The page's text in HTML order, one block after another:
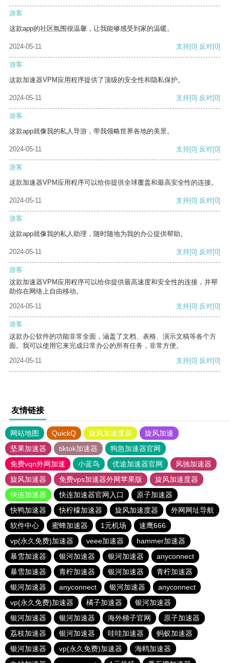
游客
这款app的社区氛围很温馨，让我能够感受到家的温暖。
2024-05-11 支持[0] 反对[0]
游客
这款加速器VPM应用程序提供了顶级的安全性和隐私保护。
2024-05-11 支持[0] 反对[0]
游客
这款app就像我的私人导游，带我领略世界各地的美景。
2024-05-11 支持[0] 反对[0]
游客
这款加速器VPM应用程序可以给你提供全球覆盖和最高安全性的连接。
2024-05-11 支持[0] 反对[0]
游客
这款app就像我的私人助理，随时随地为我的办公提供帮助。
2024-05-11 支持[0] 反对[0]
游客
这款加速器VPM应用程序可以给你提供最高速度和安全性的连接，并帮
助你在网络上自由移动。
2024-05-11
支持[0] 反对[0]
游客
这款办公软件的功能非常全面，涵盖了文档、表格、演示文稿等各个方
面。我可以使用它来完成日常办公的所有任务，非常方便。
2024-05-11
支持[0] 反对[0]
友情链接
网站地图 QuickQ 旋风加速度器
旋风加速
坚果加速器
tiktok加速器
狗急加速器官网
免费vqn外网加速
小蓝鸟 优途加速器官网
风驰加速器
旋风加速器
免费vps加速器外网苹果版
旋风加速度器
快连加速器
快连加速器官网入口
原子加速器
快鸭加速器
快柠檬加速器 旋风加速度器
外网网址导航
软件中心
蜜蜂加速器 1元机场
速鹰666
vp(永久免费)加速器
veee加速器
hammer加速器
暴雪加速器
银河加速器 银河加速器
anyconnect
暴雪加速器
青柠加速器 银河加速器
青柠加速器
银河加速器
anyconnect 银河加速器
anyconnect
vp(永久免费)加速器
橘子加速器
银河加速器
银河加速器
银河加速器 海外梯子官网
原子加速器
荔枝加速器
银河加速器 哇哇加速器
蚂蚁加速器
银河加速器
vp(永久免费)加速器
海鸥加速器